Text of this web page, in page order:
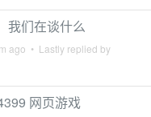
我们在谈什么
ago • Lastly replied by
网页游戏